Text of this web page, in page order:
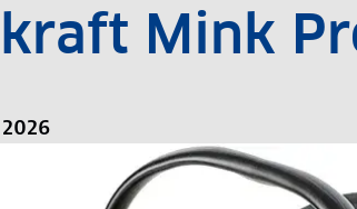
Mink